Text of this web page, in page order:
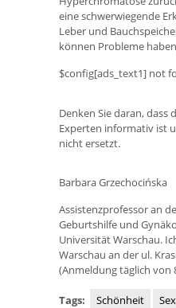
eine schwerwiegende
Leber und
können Probleme
$config[ads_text1] not
Denken Sie daran, dass
Experten informativ ist
nicht ersetzt.
Barbara Grzechocińska
Assistenzprofessor an
Geburtshilfe und
Universität Warschau.
Warschau an der ul.
(Anmeldung täglich von
Tags: Schönheit Sex